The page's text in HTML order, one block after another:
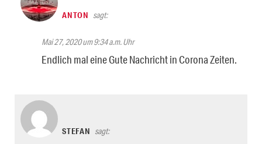
ANTON sagt:
Mai 27, 2020 um 9:34 a.m. Uhr
Endlich mal eine Gute Nachricht in Corona Zeiten.
STEFAN sagt: